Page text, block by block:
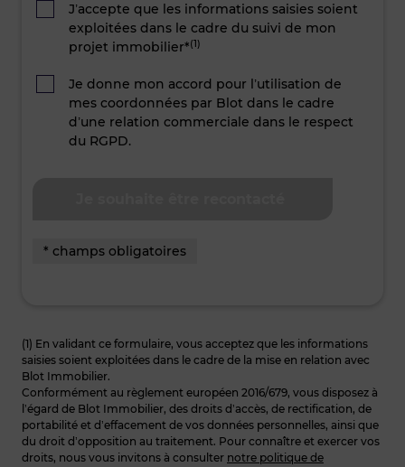
J’accepte que les informations saisies soient
exploitées dans le cadre du suivi de mon
projet immobilier*(1)
Je donne mon accord pour l’utilisation de
mes coordonnées par Blot dans le cadre
d’une relation commerciale dans le respect
du RGPD.
* champs obligatoires
(1) En validant ce formulaire, vous acceptez que les informations
saisies soient exploitées dans le cadre de la mise en relation avec
Blot Immobilier.
Conformément au règlement européen 2016/679, vous disposez à
l’égard de Blot Immobilier, des droits d’accès, de rectification, de
portabilité et d’effacement de vos données personnelles, ainsi que
du droit d’opposition au traitement. Pour connaître et exercer vos
droits, nous vous invitons à consulter notre politique de